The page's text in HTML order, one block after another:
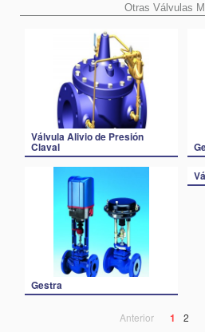
Otras Válvulas
Válvula Alivio de Presión
Claval
Gestra
Anterior 1 2